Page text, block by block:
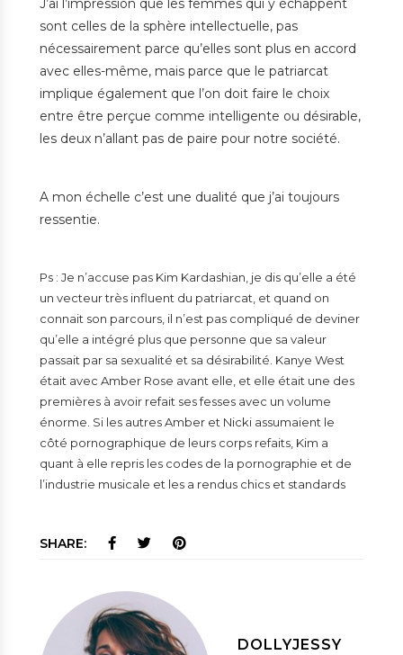
J’ai l’impression que les femmes qui y échappent
sont celles de la sphère intellectuelle, pas
nécessairement parce qu’elles sont plus en accord
avec elles-même, mais parce que le patriarcat
implique également que l’on doit faire le choix
entre être perçue comme intelligente ou désirable,
les deux n’allant pas de paire pour notre société.
A mon échelle c’est une dualité que j’ai toujours
ressentie.
Ps : Je n’accuse pas Kim Kardashian, je dis qu’elle a été
un vecteur très influent du patriarcat, et quand on
connait son parcours, il n’est pas compliqué de deviner
qu’elle a intégré plus que personne que sa valeur
passait par sa sexualité et sa désirabilité. Kanye West
était avec Amber Rose avant elle, et elle était une des
premières à avoir refait ses fesses avec un volume
énorme. Si les autres Amber et Nicki assumaient le
côté pornographique de leurs corps refaits, Kim a
quant à elle repris les codes de la pornographie et de
l’industrie musicale et les a rendus chics et standards
SHARE:
DOLLYJESSY